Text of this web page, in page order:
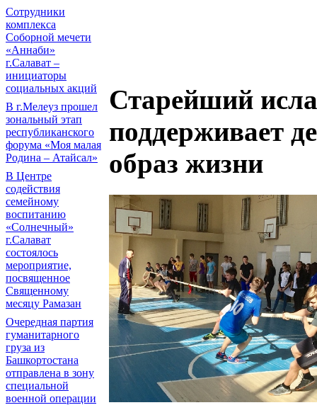
Сотрудники
комплекса
Соборной мечети
«Аннаби»
г.Салават –
инициаторы
социальных акций
В г.Мелеуз прошел
зональный этап
республиканского
форума «Моя малая
Родина – Атайсал»
В Центре
содействия
семейному
воспитанию
«Солнечный»
г.Салават
состоялось
мероприятие,
посвященное
Священному
месяцу Рамазан
Очередная партия
гуманитарного
груза из
Башкортостана
отправлена в зону
специальной
военной операции
Старейший
поддерживает
образ жизни